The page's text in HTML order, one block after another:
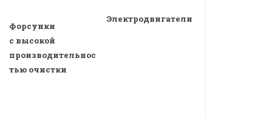
Форсунки
с высокой
производительнос
тью очистки
Электродвигатели